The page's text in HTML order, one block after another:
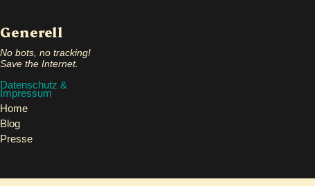
Generell
No bots, no tracking!
Save the Internet.
Datenschutz &
Impressum
Home
Blog
Presse